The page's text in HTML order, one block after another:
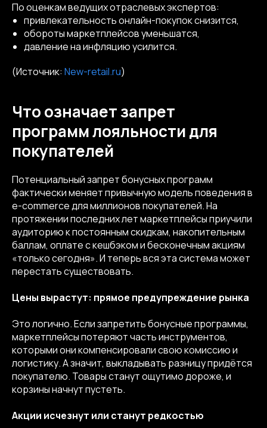
По оценкам ведущих отраслевых экспертов:
привлекательность онлайн-покупок снизится,
обороты маркетплейсов уменьшатся,
давление на инфляцию усилится.
(Источник: New-retail.ru)
Что означает запрет
программ лояльности для
покупателей
Потенциальный запрет бонусных программ
фактически меняет привычную модель поведения в
e-commerce для миллионов покупателей. На
протяжении последних лет маркетплейсы приучили
аудиторию к постоянным скидкам, накопительным
баллам, оплате с кешбэком и бесконечным акциям
«только сегодня». И теперь вся эта система может
перестать существовать.
Цены вырастут: прямое предупреждение рынка
Это логично. Если запретить бонусные программы,
маркетплейсы потеряют часть инструментов,
которыми они компенсировали свою комиссию и
логистику. А значит, выкладывать разницу придётся
покупателю. Товары станут ощутимо дороже, и
корзины начнут пустеть.
Акции исчезнут или станут редкостью